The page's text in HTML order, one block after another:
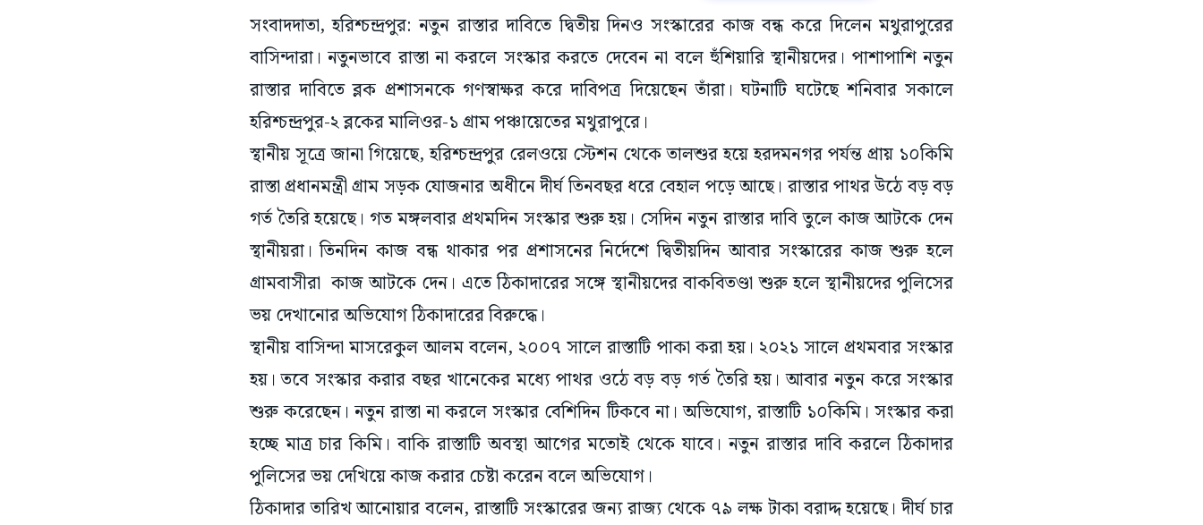
সংবাদদাতা, হরিশ্চন্দ্রপুর: নতুন রাস্তার দাবিতে দ্বিতীয় দিনও সংস্কারের কাজ বন্ধ করে দিলেন মথুরাপুরের
বাসিন্দারা। নতুনভাবে রাস্তা না করলে সংস্কার করতে দেবেন না বলে হুঁশিয়ারি স্থানীয়দের। পাশাপাশি নতুন
রাস্তার দাবিতে ব্লক প্রশাসনকে গণস্বাক্ষর করে দাবিপত্র দিয়েছেন তাঁরা। ঘটনাটি ঘটেছে শনিবার সকালে
হরিশ্চন্দ্রপুর-২ ব্লকের মালিওর-১ গ্রাম পঞ্চায়েতের মথুরাপুরে।
স্থানীয় সূত্রে জানা গিয়েছে, হরিশ্চন্দ্রপুর রেলওয়ে স্টেশন থেকে তালশুর হয়ে হরদমনগর পর্যন্ত প্রায় ১০কিমি
রাস্তা প্রধানমন্ত্রী গ্রাম সড়ক যোজনার অধীনে দীর্ঘ তিনবছর ধরে বেহাল পড়ে আছে। রাস্তার পাথর উঠে বড় বড়
গর্ত তৈরি হয়েছে। গত মঙ্গলবার প্রথমদিন সংস্কার শুরু হয়। সেদিন নতুন রাস্তার দাবি তুলে কাজ আটকে দেন
স্থানীয়রা। তিনদিন কাজ বন্ধ থাকার পর প্রশাসনের নির্দেশে দ্বিতীয়দিন আবার সংস্কারের কাজ শুরু হলে
গ্রামবাসীরা কাজ আটকে দেন। এতে ঠিকাদারের সঙ্গে স্থানীয়দের বাকবিতণ্ডা শুরু হলে স্থানীয়দের পুলিসের
ভয় দেখানোর অভিযোগ ঠিকাদারের বিরুদ্ধে।
স্থানীয় বাসিন্দা মাসরেকুল আলম বলেন, ২০০৭ সালে রাস্তাটি পাকা করা হয়। ২০২১ সালে প্রথমবার সংস্কার
হয়। তবে সংস্কার করার বছর খানেকের মধ্যে পাথর ওঠে বড় বড় গর্ত তৈরি হয়। আবার নতুন করে সংস্কার
শুরু করেছেন। নতুন রাস্তা না করলে সংস্কার বেশিদিন টিকবে না। অভিযোগ, রাস্তাটি ১০কিমি। সংস্কার করা
হচ্ছে মাত্র চার কিমি। বাকি রাস্তাটি‌‌ অবস্থা আগের মতোই থেকে যাবে। নতুন রাস্তার দাবি করলে ঠিকাদার
পুলিসের ভয় দেখিয়ে কাজ করার চেষ্টা করেন বলে অভিযোগ।
ঠিকাদার তারিখ আনোয়ার বলেন, রাস্তাটি সংস্কারের জন্য রাজ্য থেকে ৭৯ লক্ষ টাকা বরাদ্দ হয়েছে। দীর্ঘ চার